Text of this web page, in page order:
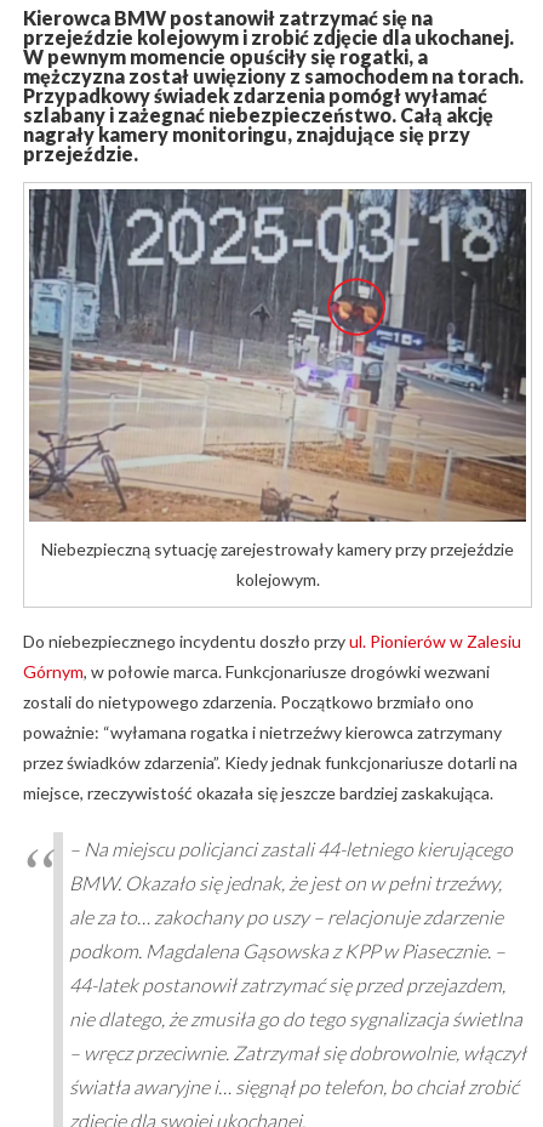
Kierowca BMW postanowił zatrzymać się na
przejeździe kolejowym i zrobić zdjęcie dla ukochanej.
W pewnym momencie opuściły się rogatki, a
mężczyzna został uwięziony z samochodem na torach.
Przypadkowy świadek zdarzenia pomógł wyłamać
szlabany i zażegnać niebezpieczeństwo. Całą akcję
nagrały kamery monitoringu, znajdujące się przy
przejeździe.
Niebezpieczną sytuację zarejestrowały kamery przy przejeździe
kolejowym.
Do niebezpiecznego incydentu doszło przyul. Pionierów w Zalesiu
Górnym, w połowie marca. Funkcjonariusze drogówki wezwani
zostali do nietypowego zdarzenia. Początkowo brzmiało ono
poważnie: “wyłamana rogatka i nietrzeźwy kierowca zatrzymany
przez świadków zdarzenia”. Kiedy jednak funkcjonariusze dotarli na
miejsce, rzeczywistość okazała się jeszcze bardziej zaskakująca.
– Na miejscu policjanci zastali 44-letniego kierującego
BMW. Okazało się jednak, że jest on w pełni trzeźwy,
ale za to… zakochany po uszy – relacjonuje zdarzenie
podkom. Magdalena Gąsowska z KPP w Piasecznie. –
44-latek postanowił zatrzymać się przed przejazdem,
nie dlatego, że zmusiła go do tego sygnalizacja świetlna
– wręcz przeciwnie. Zatrzymał się dobrowolnie, włączył
światła awaryjne i… sięgnął po telefon, bo chciał zrobić
zdjęcie dla swojej ukochanej.